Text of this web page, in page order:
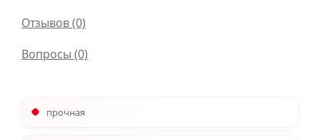
Отзывов (0)
Вопросы (0)
прочная